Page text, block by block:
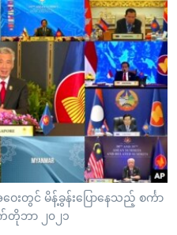
ား
င် မိန့်ခွန်းပြောနေသည့် စင်္ကာ
က်တိုဘာ ၂၀၂၁